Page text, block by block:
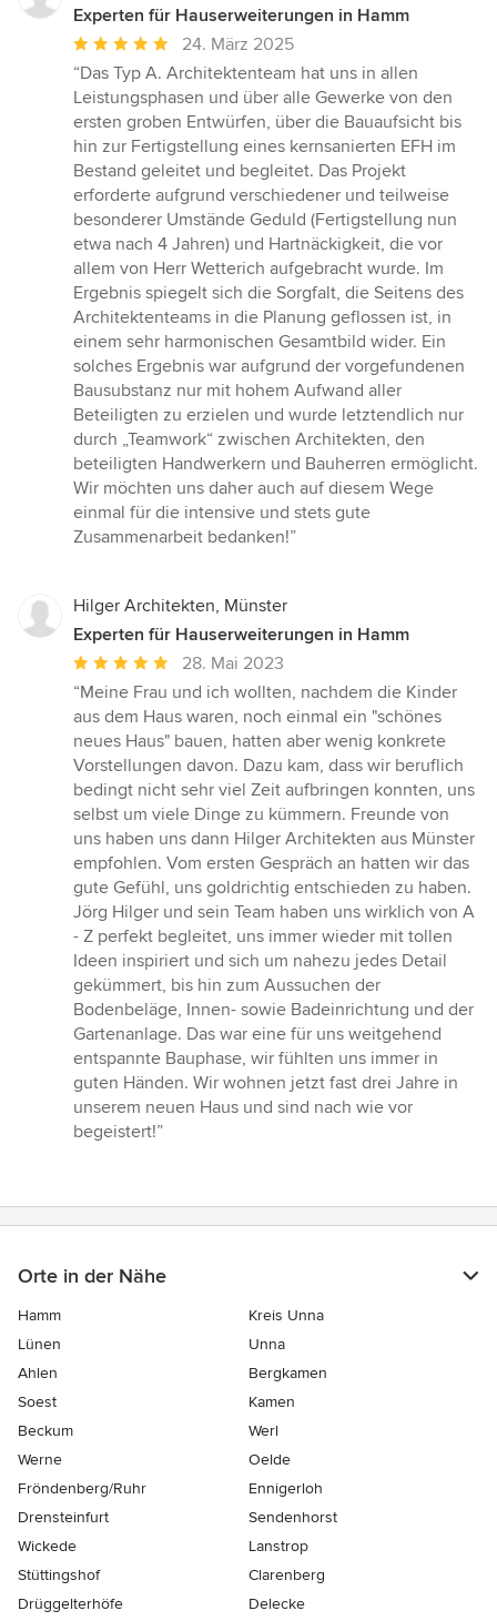
Experten für Hauserweiterungen in Hamm
Durchschnittliche
Bewertung:
5
von
5
Sternen
24. März 2025
“Das Typ A. Architektenteam hat uns in allen
Leistungsphasen und über alle Gewerke von den
ersten groben Entwürfen, über die Bauaufsicht bis
hin zur Fertigstellung eines kernsanierten EFH im
Bestand geleitet und begleitet. Das Projekt
erforderte aufgrund verschiedener und teilweise
besonderer Umstände Geduld (Fertigstellung nun
etwa nach 4 Jahren) und Hartnäckigkeit, die vor
allem von Herr Wetterich aufgebracht wurde. Im
Ergebnis spiegelt sich die Sorgfalt, die Seitens des
Architektenteams in die Planung geflossen ist, in
einem sehr harmonischen Gesamtbild wider. Ein
solches Ergebnis war aufgrund der vorgefundenen
Bausubstanz nur mit hohem Aufwand aller
Beteiligten zu erzielen und wurde letztendlich nur
durch „Teamwork“ zwischen Architekten, den
beteiligten Handwerkern und Bauherren ermöglicht.
Wir möchten uns daher auch auf diesem Wege
einmal für die intensive und stets gute
Zusammenarbeit bedanken!”
Hilger Architekten, Münster
Experten für Hauserweiterungen in Hamm
Durchschnittliche
Bewertung:
5
von
5
Sternen
28. Mai 2023
“Meine Frau und ich wollten, nachdem die Kinder
aus dem Haus waren, noch einmal ein "schönes
neues Haus" bauen, hatten aber wenig konkrete
Vorstellungen davon. Dazu kam, dass wir beruflich
bedingt nicht sehr viel Zeit aufbringen konnten, uns
selbst um viele Dinge zu kümmern. Freunde von
uns haben uns dann Hilger Architekten aus Münster
empfohlen. Vom ersten Gespräch an hatten wir das
gute Gefühl, uns goldrichtig entschieden zu haben.
Jörg Hilger und sein Team haben uns wirklich von A
- Z perfekt begleitet, uns immer wieder mit tollen
Ideen inspiriert und sich um nahezu jedes Detail
gekümmert, bis hin zum Aussuchen der
Bodenbeläge, Innen- sowie Badeinrichtung und der
Gartenanlage. Das war eine für uns weitgehend
entspannte Bauphase, wir fühlten uns immer in
guten Händen. Wir wohnen jetzt fast drei Jahre in
unserem neuen Haus und sind nach wie vor
begeistert!”
Orte in der Nähe
Hamm
Kreis Unna
Lünen
Unna
Ahlen
Bergkamen
Soest
Kamen
Beckum
Werl
Werne
Oelde
Fröndenberg/Ruhr
Ennigerloh
Drensteinfurt
Sendenhorst
Wickede
Lanstrop
Stüttingshof
Clarenberg
Drüggelterhöfe
Delecke